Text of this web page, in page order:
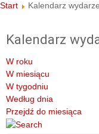
Start Kalendarz
Kalendarz
W roku
W miesiącu
W tygodniu
Według dnia
Przejdź do miesiąca